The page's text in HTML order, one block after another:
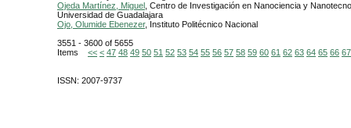
Ojeda Martínez, Miguel , Centro de Investigación en Nanociencia y
Universidad de Guadalajara
Ojo, Olumide Ebenezer, Instituto Politécnico Nacional
3551 - 3600 of 5655
Items << < 47 48 49 50 51 52 53 54 55 56 57 58 59 60 61 62 63 64 65 66 67
ISSN: 2007-9737